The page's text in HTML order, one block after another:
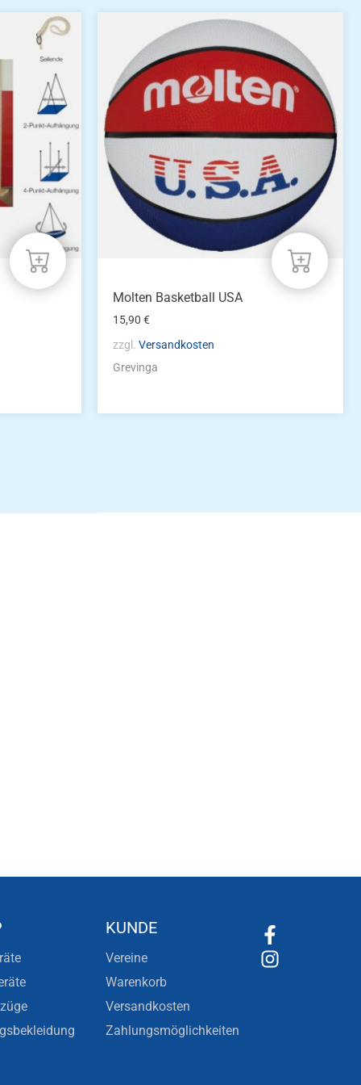
Molten Basketball USA
15,90€
zzgl.Versandkosten
Grevinga
KUNDE
Vereine
Warenkorb
Versandkosten
Zahlungsmöglichkeiten